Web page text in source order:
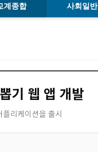
계종합 사회일반
기 웹 앱 개발
리케이션을 출시